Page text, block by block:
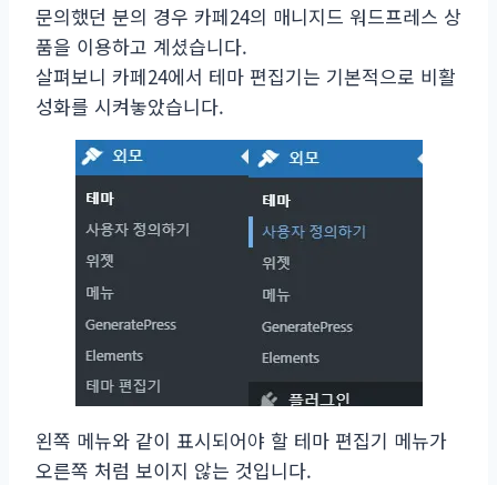
문의했던 분의 경우 카페24의 매니지드 워드프레스 상
품을 이용하고 계셨습니다.
살펴보니 카페24에서 테마 편집기는 기본적으로 비활
성화를 시켜놓았습니다.
왼쪽 메뉴와 같이 표시되어야 할 테마 편집기 메뉴가
오른쪽 처럼 보이지 않는 것입니다.